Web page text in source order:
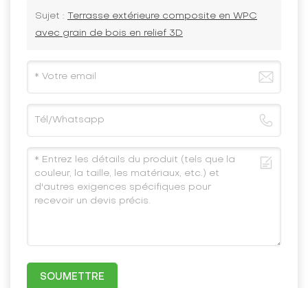
Sujet :
Terrasse extérieure composite en WPC
avec grain de bois en relief 3D
SOUMETTRE